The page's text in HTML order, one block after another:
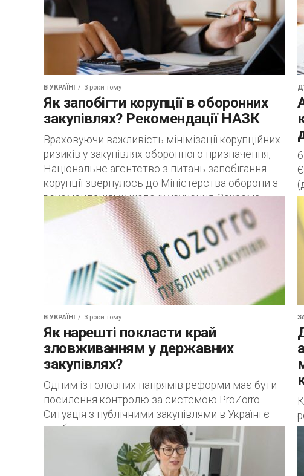
В УКРАЇНІ 3 роки тому
Як запобігти корупції в оборонних
закупівлях? Рекомендації НАЗК
Враховуючи важливість мінімізації корупційних
ризиків у закупівлях оборонного призначення,
Національне агентство з питань запобігання
корупції звернулось до Міністерства оборони з
рекомендаціями щодо їх усунення. Зокрема
Міноборони...
В УКРАЇНІ 3 роки тому
Як нарешті покласти край
зловживанням у державних
закупівлях?
Одним із головних напрямів реформи має бути
посилення контролю за системою ProZorro.
Ситуація з публічними закупівлями в Українi є
особливо складною та проблематичною через
тривалу воєнну...